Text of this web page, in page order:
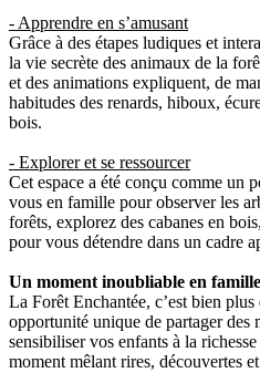
- Apprendre en s’amusant
Grâce à des étapes ludiques et
la vie secrète des animaux de la
et des animations expliquent, de
habitudes des renards, hiboux,
bois.
- Explorer et se ressourcer
Cet espace a été conçu comme un
vous en famille pour observer les
forêts, explorez des cabanes en
pour vous détendre dans un cadre
Un moment inoubliable en famille
La Forêt Enchantée, c’est bien plus
opportunité unique de partager des
sensibiliser vos enfants à la
moment mêlant rires, découvertes